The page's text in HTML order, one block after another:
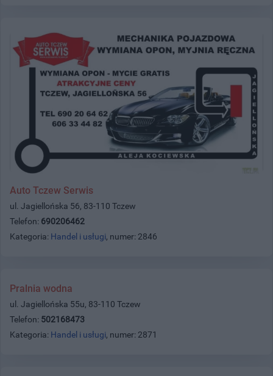
Auto Tczew Serwis
ul. Jagiellońska 56, 83-110 Tczew
Telefon: 690206462
Kategoria: Handel i usługi, numer: 2846
Pralnia wodna
ul. Jagiellońska 55u, 83-110 Tczew
Telefon: 502168473
Kategoria: Handel i usługi, numer: 2871